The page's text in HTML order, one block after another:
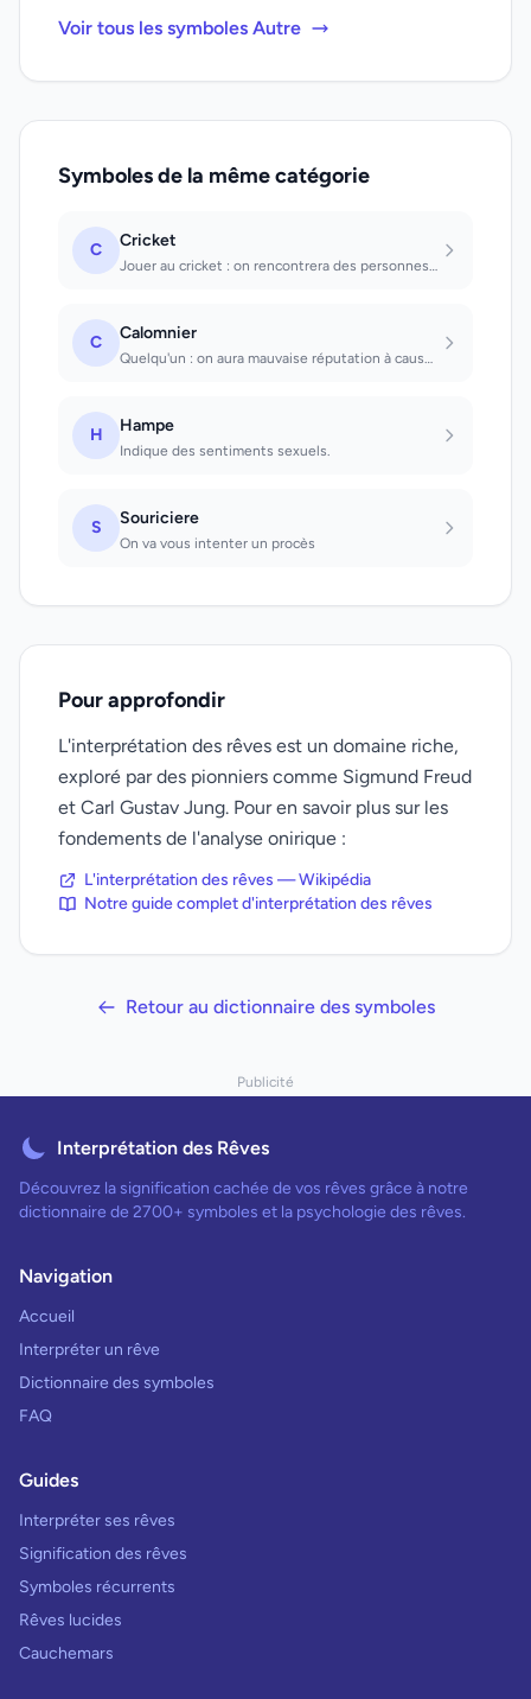
Voir tous les symboles Autre
Symboles de la même catégorie
C Cricket
Jouer au cricket : on rencontrera des personnes orgueilleuses.
C Calomnier
Quelqu'un : on aura mauvaise réputation à cause d'un acte. Être calomnié : honne...
H Hampe
Indique des sentiments sexuels.
S Souriciere
On va vous intenter un procès
Pour approfondir
L'interprétation des rêves est un domaine riche,
exploré par des pionniers comme Sigmund Freud
et Carl Gustav Jung. Pour en savoir plus sur les
fondements de l'analyse onirique :
L'interprétation des rêves — Wikipédia
Notre guide complet d'interprétation des rêves
Retour au dictionnaire des symboles
Publicité
Interprétation des Rêves
Découvrez la signification cachée de vos rêves grâce à notre
dictionnaire de 2700+ symboles et la psychologie des rêves.
Navigation
Accueil
Interpréter un rêve
Dictionnaire des symboles
FAQ
Guides
Interpréter ses rêves
Signification des rêves
Symboles récurrents
Rêves lucides
Cauchemars